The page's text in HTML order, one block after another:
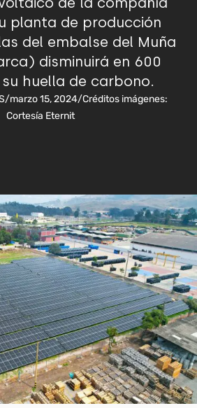
planta de producción
del embalse del Muña
disminuirá en 600
huella de carbono.
/marzo 15, 2024/Créditos imágenes:
Cortesía Eternit